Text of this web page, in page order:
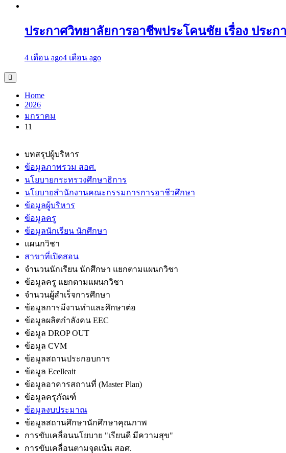
ประกาศวิทยาลัยการอาชีพประโคนชัย เรื่อง ประ
4 เดือน ago4 เดือน ago
Home
2026
มกราคม
11
บทสรุปผู้บริหาร
ข้อมูลภาพรวม สอศ.
นโยบายกระทรวงศึกษาธิการ
นโยบายสำนักงานคณะกรรมการการอาชีวศึกษา
ข้อมูลผู้บริหาร
ข้อมูลครู
ข้อมูลนักเรียน นักศึกษา
แผนกวิชา
สาขาที่เปิดสอน
จำนวนนักเรียน นักศึกษา แยกตามแผนกวิชา
ข้อมูลครู แยกตามแผนกวิชา
จำนวนผู้สำเร็จการศึกษา
ข้อมูลการมีงานทำและศึกษาต่อ
ข้อมูลผลิตกำลังคน EEC
ข้อมูล DROP OUT
ข้อมูล CVM
ข้อมูลสถานประกอบการ
ข้อมูล Ecelleait
ข้อมูลอาคารสถานที่ (Master Plan)
ข้อมูลครุภัณฑ์
ข้อมูลงบประมาณ
ข้อมูลสถานศึกษานักศึกษาคุณภาพ
การขับเคลื่อนนโยบาย "เรียนดี มีความสุข"
การขับเคลื่อนตามจุดเน้น สอศ.